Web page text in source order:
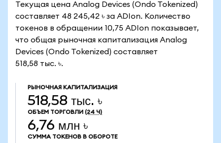
Текущая цена Analog Devices (Ondo Tokenized)
составляет 48 245,42 ৳ за ADIon. Количество
токенов в обращении 10,75 ADIon показывает,
что общая рыночная капитализация Analog
Devices (Ondo Tokenized) составляет
518,58 тыс. ৳.
РЫНОЧНАЯ КАПИТАЛИЗАЦИЯ
518,58 тыс. ৳
ОБЪЕМ ТОРГОВЛИ (24 Ч)
6,76 млн ৳
СУММА ТОКЕНОВ В ОБОРОТЕ